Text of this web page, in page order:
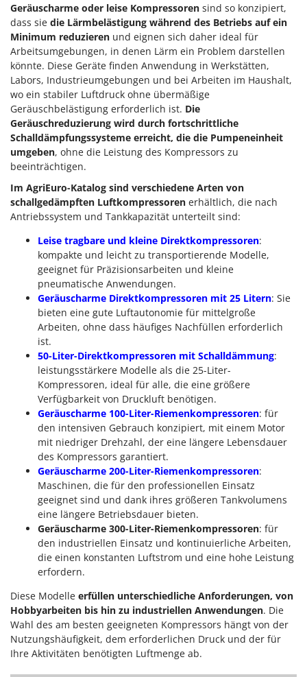
Geräuscharme oder leise Kompressoren sind so konzipiert,
dass sie die Lärmbelästigung während des Betriebs auf ein
Minimum reduzieren und eignen sich daher ideal für
Arbeitsumgebungen, in denen Lärm ein Problem darstellen
könnte. Diese Geräte finden Anwendung in Werkstätten,
Labors, Industrieumgebungen und bei Arbeiten im Haushalt,
wo ein stabiler Luftdruck ohne übermäßige
Geräuschbelästigung erforderlich ist. Die
Geräuschreduzierung wird durch fortschrittliche
Schalldämpfungssysteme erreicht, die die Pumpeneinheit
umgeben, ohne die Leistung des Kompressors zu
beeinträchtigen.
Im AgriEuro-Katalog sind verschiedene Arten von
schallgedämpften Luftkompressoren erhältlich, die nach
Antriebssystem und Tankkapazität unterteilt sind:
Leise tragbare und kleine Direktkompressoren:
kompakte und leicht zu transportierende Modelle,
geeignet für Präzisionsarbeiten und kleine
pneumatische Anwendungen.
Geräuscharme Direktkompressoren mit 25 Litern: Sie
bieten eine gute Luftautonomie für mittelgroße
Arbeiten, ohne dass häufiges Nachfüllen erforderlich
ist.
50-Liter-Direktkompressoren mit Schalldämmung:
leistungsstärkere Modelle als die 25-Liter-
Kompressoren, ideal für alle, die eine größere
Verfügbarkeit von Druckluft benötigen.
Geräuscharme 100-Liter-Riemenkompressoren: für
den intensiven Gebrauch konzipiert, mit einem Motor
mit niedriger Drehzahl, der eine längere Lebensdauer
des Kompressors garantiert.
Geräuscharme 200-Liter-Riemenkompressoren:
Maschinen, die für den professionellen Einsatz
geeignet sind und dank ihres größeren Tankvolumens
eine längere Betriebsdauer bieten.
Geräuscharme 300-Liter-Riemenkompressoren: für
den industriellen Einsatz und kontinuierliche Arbeiten,
die einen konstanten Luftstrom und eine hohe Leistung
erfordern.
Diese Modelle erfüllen unterschiedliche Anforderungen, von
Hobbyarbeiten bis hin zu industriellen Anwendungen. Die
Wahl des am besten geeigneten Kompressors hängt von der
Nutzungshäufigkeit, dem erforderlichen Druck und der für
Ihre Aktivitäten benötigten Luftmenge ab.